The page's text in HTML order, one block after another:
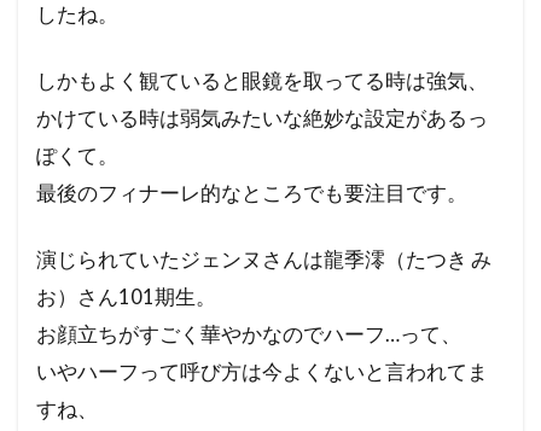
したね。
しかもよく観ていると眼鏡を取ってる時は強気、
かけている時は弱気みたいな絶妙な設定があるっ
ぽくて。
最後のフィナーレ的なところでも要注目です。
演じられていたジェンヌさんは龍季澪（たつき み
お）さん101期生。
お顔立ちがすごく華やかなのでハーフ…って、
いやハーフって呼び方は今よくないと言われてま
すね、